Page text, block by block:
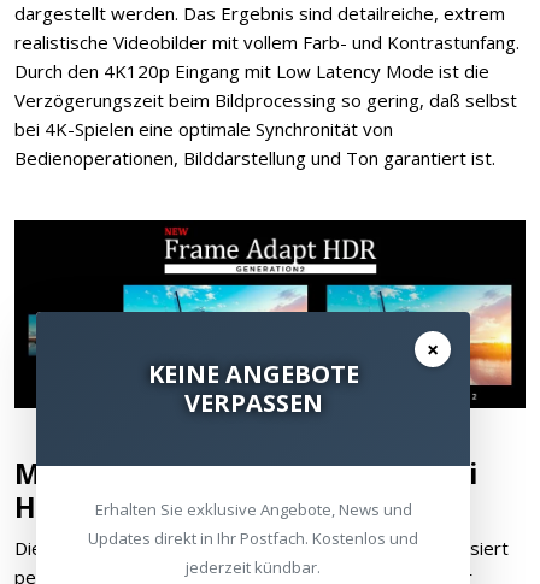
dargestellt werden. Das Ergebnis sind detailreiche, extrem
realistische Videobilder mit vollem Farb- und Kontrastunfang.
Durch den 4K120p Eingang mit Low Latency Mode ist die
Verzögerungszeit beim Bildprocessing so gering, daß selbst
bei 4K-Spielen eine optimale Synchronität von
Bedienoperationen, Bilddarstellung und Ton garantiert ist.
Mehr Dynamik und Farbtiefe bei
HDR Inhalten
Die 2. Generation der Frame Adapt HDR Funktion analysiert
permanent die Maximalhelligkeit jedes Bildes und jeder
×
KEINE ANGEBOTE
VERPASSEN
Erhalten Sie exklusive Angebote, News und
Updates direkt in Ihr Postfach. Kostenlos und
jederzeit kündbar.